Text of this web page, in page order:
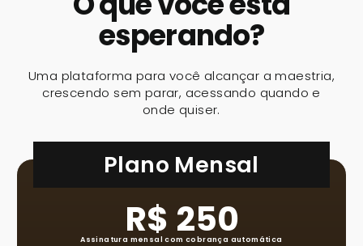
esperando?
Uma plataforma para você alcançar a maestria,
crescendo sem parar, acessando quando e
onde quiser.
Plano Mensal
R$ 250
Assinatura mensal com cobrança automática